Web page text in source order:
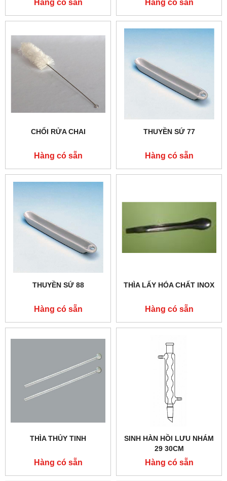
Hàng có sẵn Hàng có sẵn
CHỔI RỬA CHAI
Hàng có sẵn
THUYỀN SỨ 77
Hàng có sẵn
THUYỀN SỨ 88
Hàng có sẵn
THÌA LẤY HÓA CHẤT INOX
Hàng có sẵn
THÌA THỦY TINH
Hàng có sẵn
SINH HÀN HỒI LƯU NHÁM
29 30CM
Hàng có sẵn